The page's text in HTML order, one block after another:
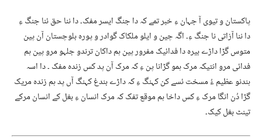
پاکستان و تیوی آ جہان ءِ خبر تمے کہ دا جنگ ایسر مفک۔ دا ننا حق ئنا جنگ ءِ
دا ننا آزاتی نا جنگ ءِ۔ اگہ چین و ایلو ملکاک گوادر و پورہ بلوچستان آن پین
متوس گڑا داڑے بیرہ دا فدائیک مفرور پین ہم داکان ترندو جلہو مرو پین ہم
فدائی مرو انتیکہ مرک ہمو گڑانا پن ءِ کہ مرک آن پد کس زندہ مفک ۔ دا اسہ
ہندنو عظیم ءُ مسخت ئسے کن کہنگ ءِ کہ داڑے بندغ کہنگ آں پد ہم زندہ مریک
گڑا دُن انگا مرک ءِ کس داخا ہم موقع تفک کہ مرک انسان ءِ بغل کے انسان مرکے
تینٹ بغل کیک۔